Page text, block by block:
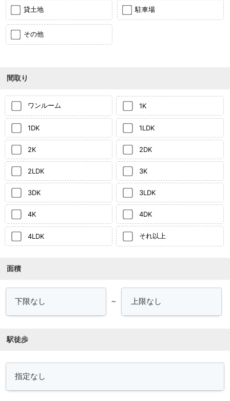
貸土地 駐車場
その他
間取り
ワンルーム 1K
1DK 1LDK
2K 2DK
2LDK 3K
3DK 3LDK
4K 4DK
4LDK それ以上
面積
～
駅徒歩